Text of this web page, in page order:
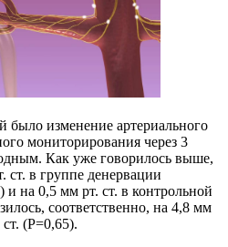
было изменение артериального
мониторирования через 3
Как уже говорилось выше,
в группе денервации
на 0,5 мм рт. ст. в контрольной
соответственно, на 4,8 мм
(P=0,65).